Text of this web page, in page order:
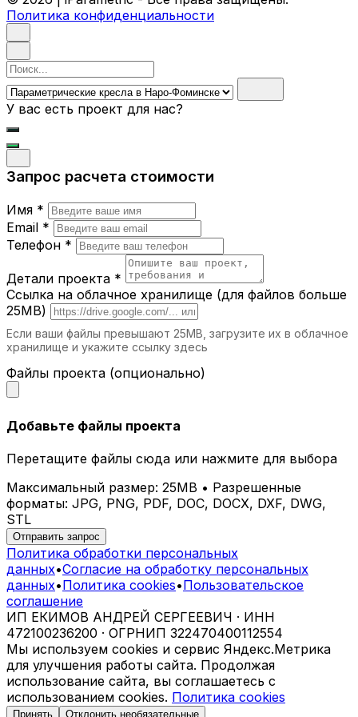
материалы, которые выдерживают
настоящим украшением любого
интерьера.
Где можно использовать
параметрические кресла и стулья?
пространства требуют не только
Рестораны и кафе.
дизайном подчёркивают атмосферу
заведения.
Дома.Параметрические кресла станут
акцентом в гостиной, спальне или зоне
отдыха.
Выставочные залы.Кресла и стулья с
уникальными формами привлекают
внимание и создают особую атмосферу.
Гостиницы. Удобная и стильная мебель
делает отдых гостей ещё комфортнее.
Почему выбирают iParametric?
Индивидуальный подход.
мебель, которая полностью
соответствует вашим требованиям.
Технологичность. Используем
современные технологии для реализации
сложных проектов.
Качество материалов.
долговечность и надёжность наших
изделий.
Эксклюзивность.Каждый проект
уникален и не имеет аналогов.
Как заказать параметрические кресла в
Наро-Фоминске?
Свяжитесь с намидля консультации и
обсуждения ваших идей.
Нашиспециалисты разработают 3D-
Политика конфиденциальности
Поиск
У вас есть проект для нас?
Запрос расчета стоимости
Имя *
Email *
Телефон *
Детали проекта *
Ссылка на облачное хранилище (для файлов больше
25MB)
Если ваши файлы превышают 25MB, загрузите их в облачное
хранилище и укажите ссылку здесь
Файлы проекта (опционально)
Добавьте файлы проекта
Перетащите файлы сюда или нажмите для выбора
Максимальный размер: 25MB • Разрешенные
форматы: JPG, PNG, PDF, DOC, DOCX, DXF, DWG,
STL
Отправить запрос
Политика обработки персональных
данных•Согласие на обработку персональных
данных•Политика cookies•Пользовательское
соглашение
ИП ЕКИМОВ АНДРЕЙ СЕРГЕЕВИЧ · ИНН
472100236200 · ОГРНИП 322470400112554
Мы используем cookies и сервис Яндекс.Метрика
для улучшения работы сайта. Продолжая
использование сайта, вы соглашаетесь с
использованием cookies. Политика cookies
Принять Отклонить необязательные